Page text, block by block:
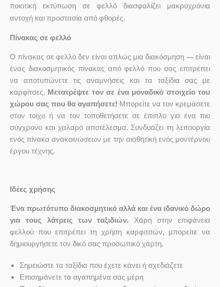
ποιοτική εκτύπωση σε φελλό διασφαλίζει μακροχρόνια
αντοχή και προστασία από φθορές.
Πίνακας σε φελλό
Ο πίνακας σε φελλό δεν είναι απλώς μια διακόσμηση — είναι
ένας διακοσμητικός πίνακας από φελλό που σας επιτρέπει
να αποτυπώνετε τις αναμνήσεις και τα ταξίδια σας με
καρφίτσες. Μετατρέψτε τον σε ένα μοναδικό στοιχείο του
χώρου σας που θα αγαπήσετε! Μπορείτε να τον κρεμάσετε
στον τοίχο ή να τον τοποθετήσετε σε έπιπλο για ένα πιο
σύγχρονο και χαλαρό αποτέλεσμα. Συνδυάζει τη λειτουργία
ενός πίνακα ανακοινώσεων με την αισθητική ενός μοντέρνου
έργου τέχνης.
Ιδέες χρήσης
Ένα πρωτότυπο διακοσμητικό αλλά και ένα ιδανικό δώρο
για τους λάτρεις των ταξιδιών. Χάρη στην επιφάνεια
φελλού που επιτρέπει τη χρήση καρφιτσών, μπορείτε να
δημιουργήσετε τον δικό σας προσωπικό χάρτη.
Σημειώστε τα ταξίδια που έχετε κάνει ή σχεδιάζετε
Επισημάνετε τα αγαπημένα σας μέρη